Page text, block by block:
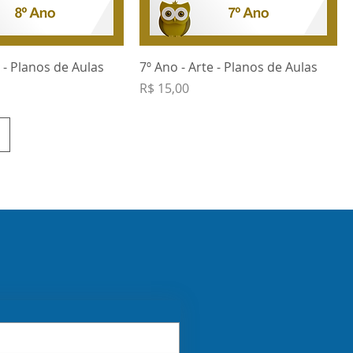
Planos de Aulas
7º Ano - Arte - Planos de Aulas
Preço
R$ 15,00